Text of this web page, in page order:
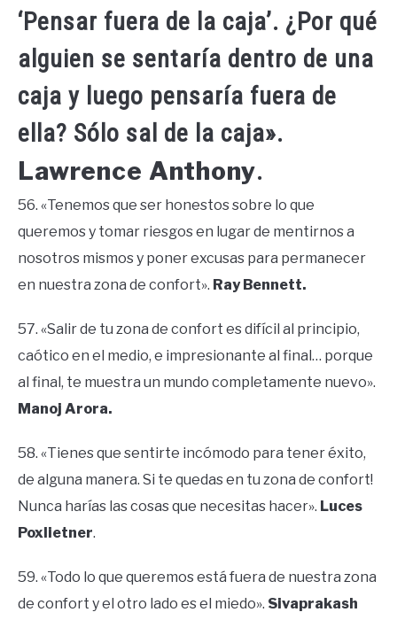
‘Pensar fuera de la caja’. ¿Por qué
alguien se sentaría dentro de una
caja y luego pensaría fuera de
ella? Sólo sal de la caja».
Lawrence Anthony.
56. «Tenemos que ser honestos sobre lo que
queremos y tomar riesgos en lugar de mentirnos a
nosotros mismos y poner excusas para permanecer
en nuestra zona de confort». Ray Bennett.
57. «Salir de tu zona de confort es difícil al principio,
caótico en el medio, e impresionante al final… porque
al final, te muestra un mundo completamente nuevo».
Manoj Arora.
58. «Tienes que sentirte incómodo para tener éxito,
de alguna manera. Si te quedas en tu zona de confort!
Nunca harías las cosas que necesitas hacer». Luces
Poxlietner.
59. «Todo lo que queremos está fuera de nuestra zona
de confort y el otro lado es el miedo». Sivaprakash